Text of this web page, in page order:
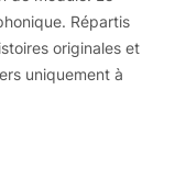
Répartis
originales et
uniquement à